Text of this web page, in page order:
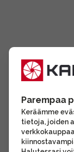
Parempaa
Keräämme
tietoja, joiden